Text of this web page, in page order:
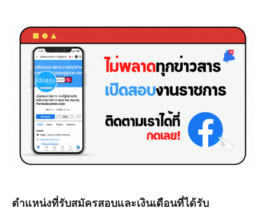
ตําแหน่งที่รับสมัครสอบและเงินเดือนที่ได้รับ